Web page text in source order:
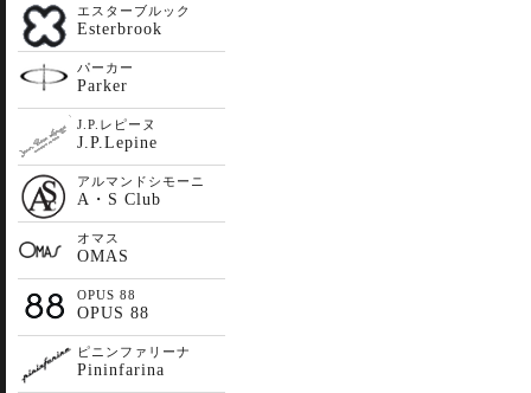
エスターブルック
Esterbrook
パーカー
Parker
J.P.レピーヌ
J.P.Lepine
アルマンドシモーニ
A・S Club
オマス
OMAS
OPUS 88
OPUS 88
ピニンファリーナ
Pininfarina